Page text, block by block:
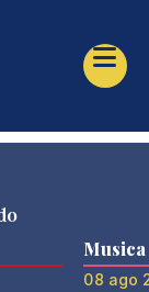
Musica
08 ago